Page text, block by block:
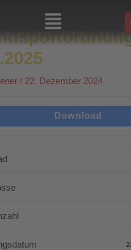
Main
Menu
/ 22. Dezember 2024
Download